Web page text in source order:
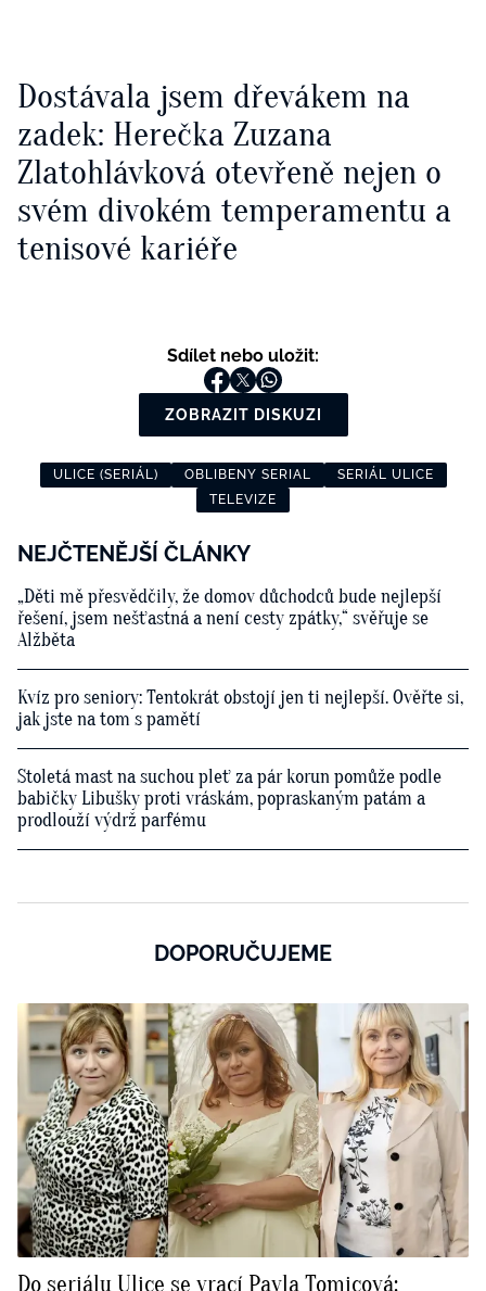
Dostávala jsem dřevákem na
zadek: Herečka Zuzana
Zlatohlávková otevřeně nejen o
svém divokém temperamentu a
tenisové kariéře
Sdílet nebo uložit:
ZOBRAZIT DISKUZI
ULICE (SERIÁL) OBLIBENY SERIAL
SERIÁL ULICE
TELEVIZE
NEJČTENĚJŠÍ ČLÁNKY
„Děti mě přesvědčily, že domov důchodců bude nejlepší
řešení, jsem nešťastná a není cesty zpátky,“ svěřuje se
Alžběta
Kvíz pro seniory: Tentokrát obstojí jen ti nejlepší. Ověřte si,
jak jste na tom s pamětí
Stoletá mast na suchou pleť za pár korun pomůže podle
babičky Libušky proti vráskám, popraskaným patám a
prodlouží výdrž parfému
DOPORUČUJEME
Do seriálu Ulice se vrací Pavla Tomicová: